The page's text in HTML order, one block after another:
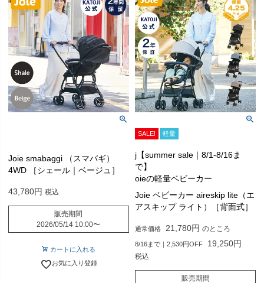
Joie smabaggi （スマバギ）
4WD ［シェール｜ベージュ］
43,780 税込
販売期間
2026/05/14 10:00〜
カートに入れる
お気に入り登録
SALE! 軽量
j【summer sale｜8/1-8/16ま
で】
oieの軽量ベビーカー
Joie ベビーカー aireskip lite（エ
アスキップ ライト）［背面式］
通常価格 21,780 のところ
8/16まで｜2,530円OFF 19,250
税込
販売期間